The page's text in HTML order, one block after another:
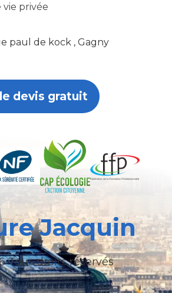
privée
paul de kock , Gagny
devis gratuit
Jacquin
Tous droits réservés